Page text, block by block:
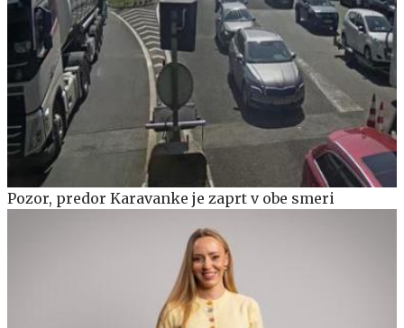
Pozor, predor Karavanke je zaprt v obe smeri